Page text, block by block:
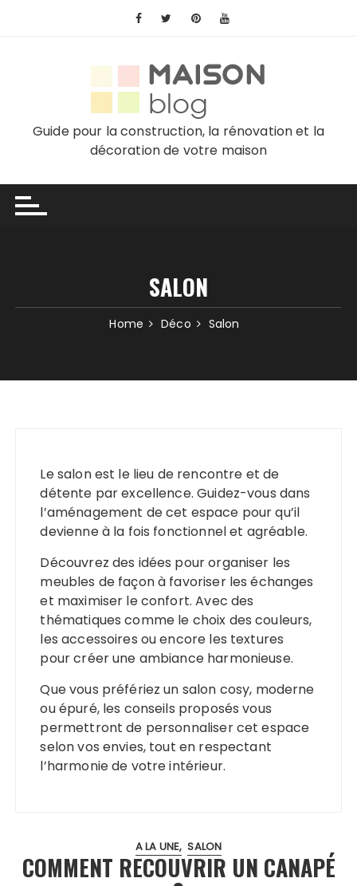
Guide pour la construction, la rénovation et la
décoration de votre maison
SALON
Home Déco Salon
Le salon est le lieu de rencontre et de
détente par excellence. Guidez-vous dans
l’aménagement de cet espace pour qu’il
devienne à la fois fonctionnel et agréable.
Découvrez des idées pour organiser les
meubles de façon à favoriser les échanges
et maximiser le confort. Avec des
thématiques comme le choix des couleurs,
les accessoires ou encore les textures
pour créer une ambiance harmonieuse.
Que vous préfériez un salon cosy, moderne
ou épuré, les conseils proposés vous
permettront de personnaliser cet espace
selon vos envies, tout en respectant
l’harmonie de votre intérieur.
A LA UNE SALON
COMMENT RECOUVRIR UN CANAPÉ